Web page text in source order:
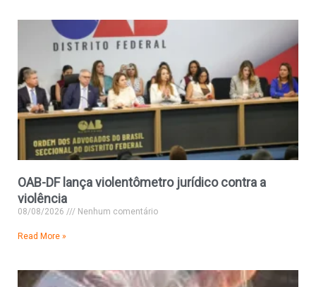
OAB-DF lança violentômetro jurídico contra a
violência
08/08/2026 Nenhum comentário
Read More »